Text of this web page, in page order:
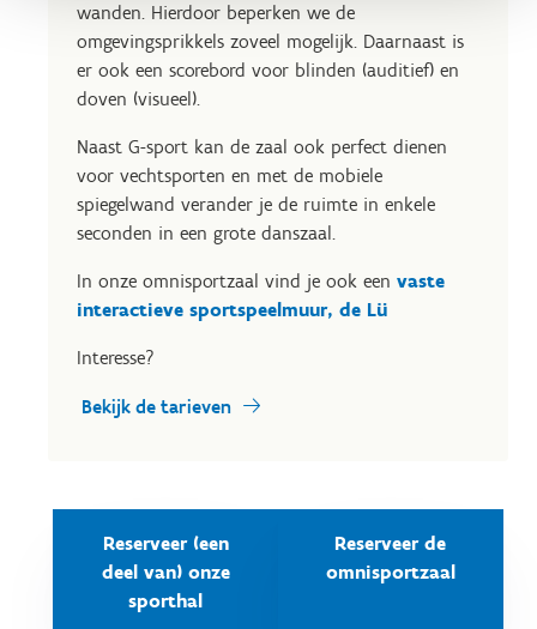
wanden. Hierdoor beperken we de
omgevingsprikkels zoveel mogelijk. Daarnaast is
er ook een scorebord voor blinden (auditief) en
doven (visueel).
Naast G-sport kan de zaal ook perfect dienen
voor vechtsporten en met de mobiele
spiegelwand verander je de ruimte in enkele
seconden in een grote danszaal.
In onze omnisportzaal vind je ook een vaste
interactieve sportspeelmuur, de Lü
Interesse?
Bekijk de tarieven
Reserveer (een
deel van) onze
sporthal
Reserveer de
omnisportzaal